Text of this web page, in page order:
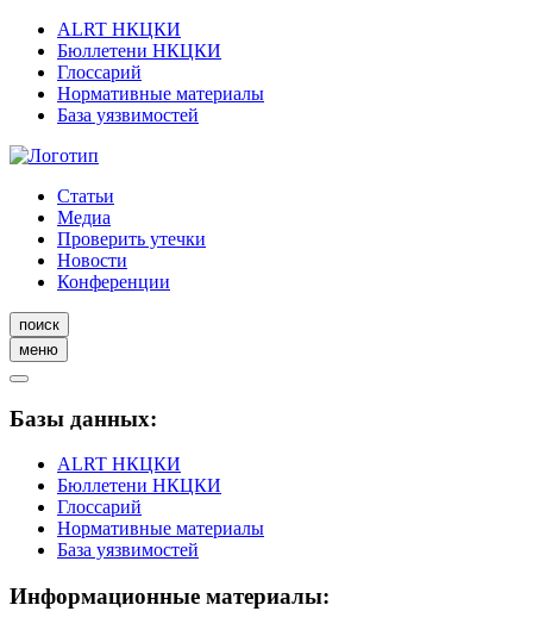
ALRT НКЦКИ
Бюллетени НКЦКИ
Глоссарий
Нормативные материалы
База уязвимостей
Статьи
Медиа
Проверить утечки
Новости
Конференции
поиск
меню
Базы данных:
ALRT НКЦКИ
Бюллетени НКЦКИ
Глоссарий
Нормативные материалы
База уязвимостей
Информационные материалы: